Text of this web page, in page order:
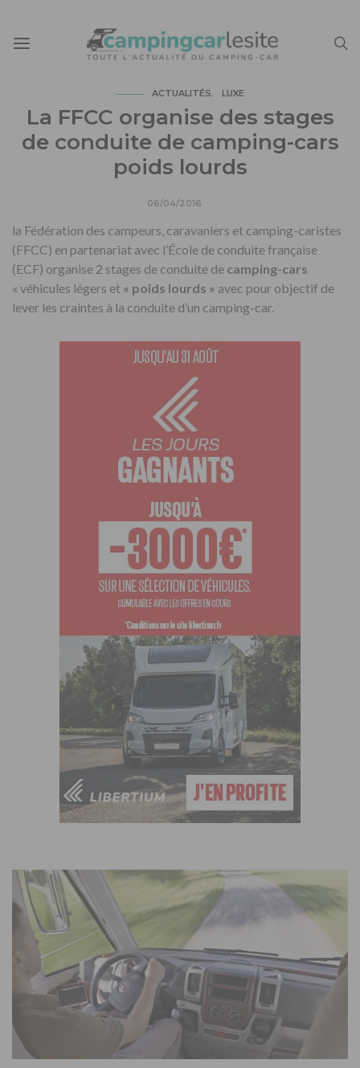
ACTUALITÉS LUXE
La FFCC organise des stages
de conduite de camping-cars
poids lourds
06/04/2016
la Fédération des campeurs, caravaniers et camping-caristes
(FFCC) en partenariat avec l’École de conduite française
(ECF) organise 2 stages de conduite de camping-cars
« véhicules légers et « poids lourds » avec pour objectif de
lever les craintes à la conduite d’un camping-car.